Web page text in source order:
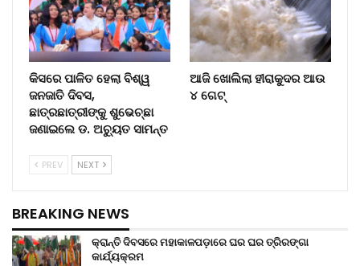
କିସରେ ପାଳିତ ହେଲା ବିଶ୍ୱ
ଜନଜାତି ଦିବସ,
ଛାତ୍ରଛାତ୍ରୀଙ୍କୁ ଶୁଭେଚ୍ଛା
ଜଣାଇଲେ ଡ. ଅଚ୍ୟୁତ ସାମନ୍ତ
ଆଜି ଖୋଲିଲା ହୀରାକୁଦର ଆଉ
୪ ଗେଟ୍
PREV NEXT
BREAKING NEWS
କ୍ରାନ୍ତି ଦିବସରେ ମହାକାଳପଡ଼ାରେ ଘର ଘର ତ୍ରିରଙ୍ଗା
କାର୍ଯ୍ୟକ୍ରମ